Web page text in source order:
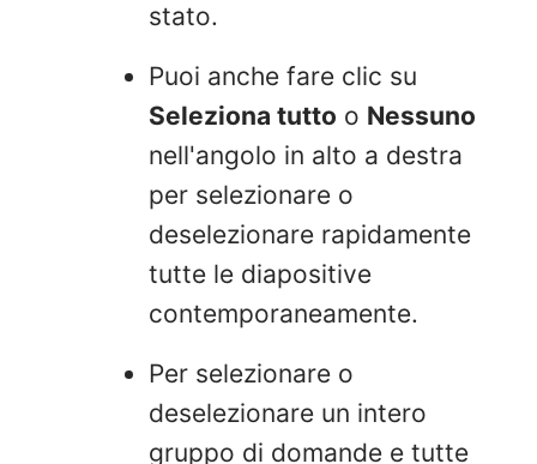
stato.
Puoi anche fare clic su
Seleziona tutto o Nessuno
nell'angolo in alto a destra
per selezionare o
deselezionare rapidamente
tutte le diapositive
contemporaneamente.
Per selezionare o
deselezionare un intero
gruppo di domande e tutte